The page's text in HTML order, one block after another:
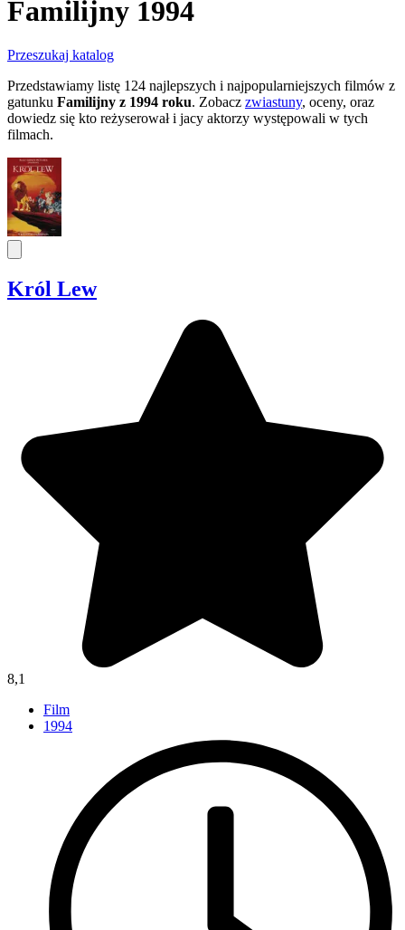
Familijny 1994
Przeszukaj katalog
Przedstawiamy listę 124 najlepszych i najpopularniejszych filmów z
gatunku Familijny z 1994 roku. Zobacz zwiastuny, oceny, oraz
dowiedz się kto reżyserował i jacy aktorzy występowali w tych
filmach.
Król Lew
8,1
Film
1994